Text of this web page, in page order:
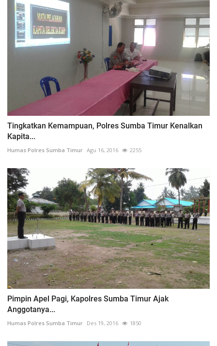
Tingkatkan Kemampuan, Polres Sumba Timur Kenalkan
Kapita...
Humas Polres Sumba Timur Agu 16, 2016 2255
Pimpin Apel Pagi, Kapolres Sumba Timur Ajak
Anggotanya...
Humas Polres Sumba Timur Des 19, 2016 1850